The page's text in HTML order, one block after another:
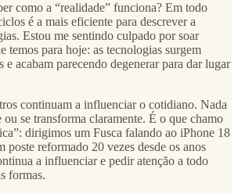
como a “realidade” funciona? Em todo
é a mais eficiente para descrever a
Estou me sentindo culpado por soar
temos para hoje: as tecnologias surgem
e acabam parecendo degenerar para dar lugar
continuam a influenciar o cotidiano. Nada
se transforma claramente. É o que chamo
dirigimos um Fusca falando ao iPhone 18
poste reformado 20 vezes desde os anos
a influenciar e pedir atenção a todo
formas.